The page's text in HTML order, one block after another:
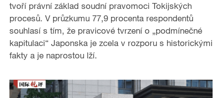
tvoří právní základ soudní pravomoci Tokijských
procesů. V průzkumu 77,9 procenta respondentů
souhlasí s tím, že pravicové tvrzení o „podmínečné
kapitulaci“ Japonska je zcela v rozporu s historickými
fakty a je naprostou lží.